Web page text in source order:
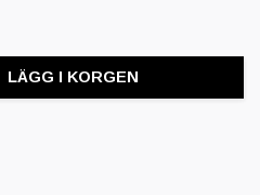
LÄGG I KORGEN